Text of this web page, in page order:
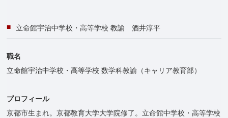
立命館宇治中学校・高等学校 教諭 酒井淳平
職名
立命館宇治中学校・高等学校 数学科教諭（キャリア教育部）
プロフィール
京都市生まれ。京都教育大学大学院修了。立命館中学校・高等学校